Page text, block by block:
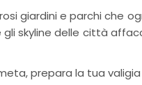
giardini e parchi che
skyline delle città
prepara la tua